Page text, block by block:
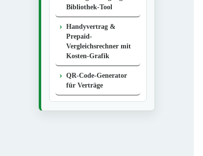
Bibliothek-Tool
Handyvertrag &
Prepaid-
Vergleichsrechner mit
Kosten-Grafik
QR-Code-Generator
für Verträge